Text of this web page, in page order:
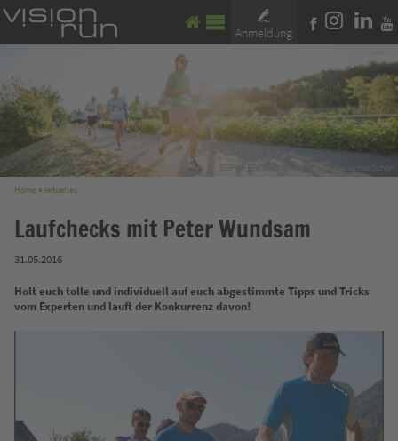
Anmeldung
©SPORT.LAND.Niederösterreich/Benjamin Schön
Home »Aktuelles
Laufchecks mit Peter Wundsam
31.05.2016
Holt euch tolle und individuell auf euch abgestimmte Tipps und Tricks
vom Experten und lauft der Konkurrenz davon!